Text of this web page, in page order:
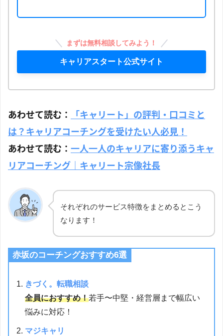
まずは無料相談してみよう！
キャリアスタート公式サイト
あわせて読む：
「キャリート」の評判・口コミと
は？キャリアコーチングを受けたい人必見！
あわせて読む： 一人一人のキャリアに寄り添うキャ
リアコーチング｜キャリート宗像社長
それぞれのサービス特徴をまとめるとこう
なります！
赤坂のコーチングおすすめ6選
きづく。転職相談
全員におすすめ！若手〜中堅・経営層まで幅広い
悩みに対応！
マジキャリ